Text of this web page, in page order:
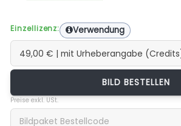
Einzellizenz: Verwendung
BILD BESTELLEN
Preise exkl. USt.